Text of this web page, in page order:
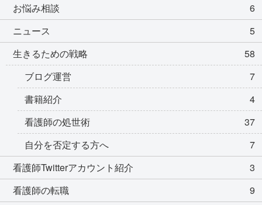
お悩み相談
6
ニュース
5
生きるための戦略
58
ブログ運営
7
書籍紹介
4
看護師の処世術
37
自分を否定する方へ
7
看護師Twitterアカウント紹介
3
看護師の転職
9